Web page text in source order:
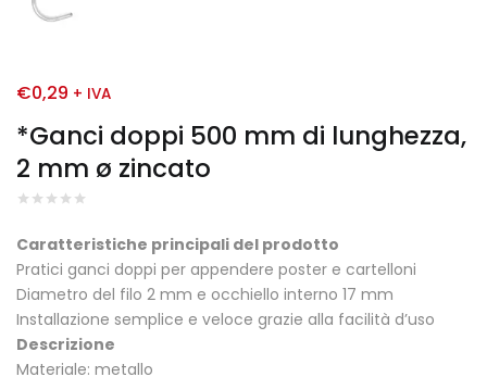
*Ganci doppi 500 mm di lunghezza,
2 mm ø zincato
€0,29 + IVA
Caratteristiche principali del prodotto
Pratici ganci doppi per appendere poster e cartelloni
Diametro del filo 2 mm e occhiello interno 17 mm
Installazione semplice e veloce grazie alla facilità d’uso
Descrizione
Materiale: metallo